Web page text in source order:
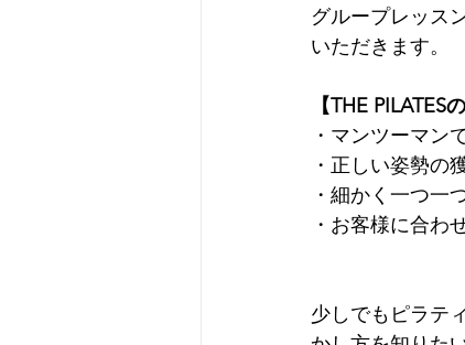
グループレッス
いただきます。
【THE PILATES
・マンツーマン
・正しい姿勢の
・細かく一つ一
・お客様に合わ
少しでもピラテ